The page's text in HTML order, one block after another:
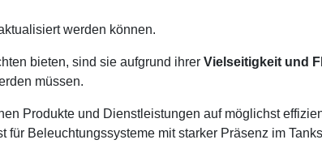
werden können.
bieten, sind sie aufgrund ihrer Vielseitigkeit und
müssen.
Produkte und Dienstleistungen auf möglichst
Beleuchtungssysteme mit starker Präsenz im